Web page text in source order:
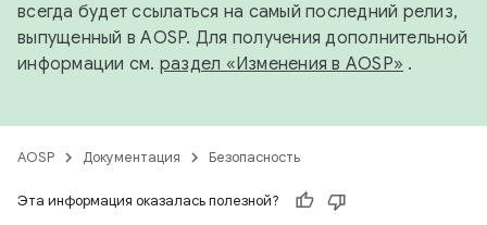
всегда будет ссылаться на самый последний релиз,
выпущенный в AOSP. Для получения дополнительной
информации см. раздел «Изменения в AOSP» .
AOSP Документация Безопасность
Эта информация оказалась полезной?